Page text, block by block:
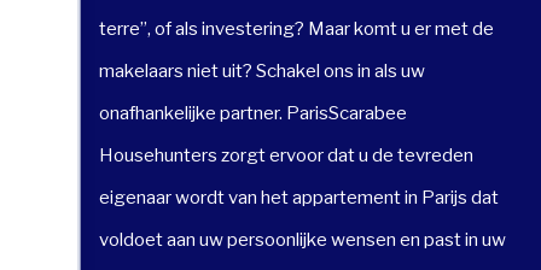
terre”, of als investering? Maar komt u er met de
makelaars niet uit? Schakel ons in als uw
onafhankelijke partner. ParisScarabee
Househunters zorgt ervoor dat u de tevreden
eigenaar wordt van het appartement in Parijs dat
voldoet aan uw persoonlijke wensen en past in uw